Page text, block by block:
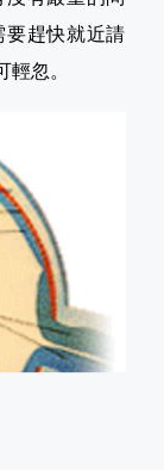
要趕快就近請
忽。